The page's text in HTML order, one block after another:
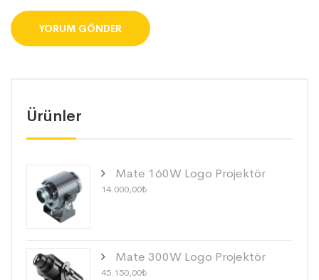
Ürünler
Mate 160W Logo Projektör
14.000,00₺
Mate 300W Logo Projektör
45.150,00₺